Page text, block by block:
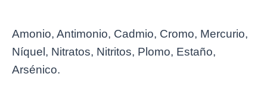
Amonio, Antimonio, Cadmio, Cromo, Mercurio,
Níquel, Nitratos, Nitritos, Plomo, Estaño,
Arsénico.